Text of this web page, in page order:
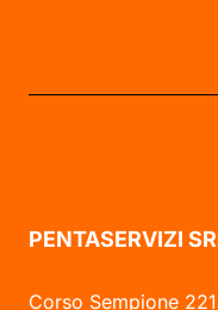
PENTASERVIZI
Corso Sempione 221